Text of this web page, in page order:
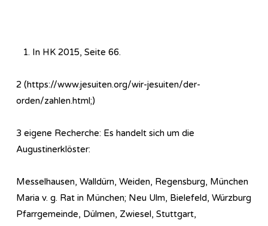
In HK 2015, Seite 66.
2 (https://www.jesuiten.org/wir-jesuiten/der-
orden/zahlen.html;)
3 eigene Recherche: Es handelt sich um die
Augustinerklöster:
Messelhausen, Walldürn, Weiden, Regensburg, München
Maria v. g. Rat in München; Neu Ulm, Bielefeld, Würzburg
Pfarrgemeinde, Dülmen, Zwiesel, Stuttgart,